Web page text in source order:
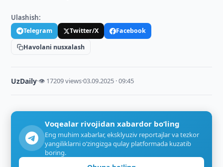
Ulashish:
Telegram Twitter/X
Facebook
Havolani nusxalash
UzDaily·👁 17209 views·03.09.2025 · 09:45
Voqealar rivojidan xabardor bo‘ling
Eng muhim xabarlar, eksklyuziv reportajlar va tezkor
yangiliklarni o‘zingizga qulay platformada kuzatib
boring.